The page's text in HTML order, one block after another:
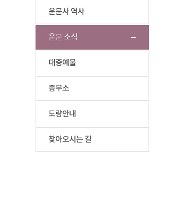
운문사 역사
운문 소식
대중예불
종무소
도량안내
찾아오시는 길